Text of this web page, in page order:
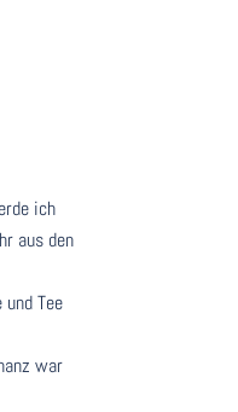
ich
aus den
Tee
war